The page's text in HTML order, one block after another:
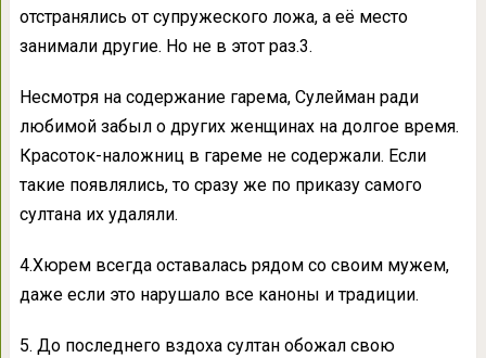
отстранялись от супружеского ложа, а её место
занимали другие. Но не в этот раз.3.
Несмотря на содержание гарема, Сулейман ради
любимой забыл о других женщинах на долгое время.
Красоток-наложниц в гареме не содержали. Если
такие появлялись, то сразу же по приказу самого
султана их удаляли.
4.Хюрем всегда оставалась рядом со своим мужем,
даже если это нарушало все каноны и традиции.
5. До последнего вздоха султан обожал свою